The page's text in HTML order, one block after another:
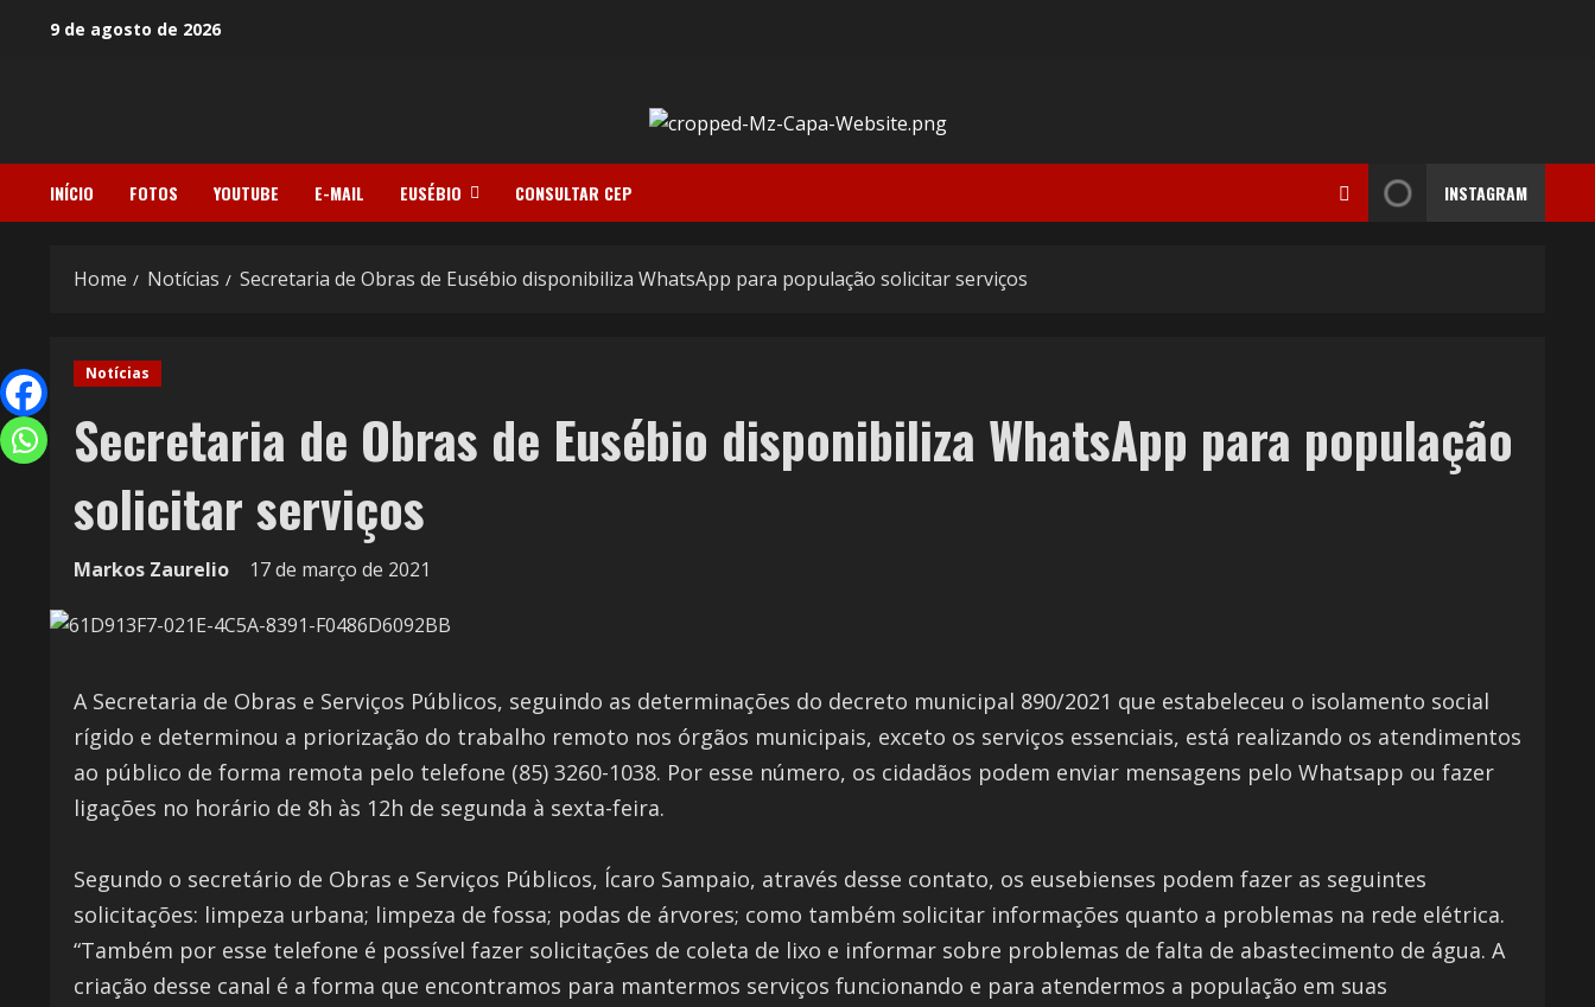
9 de agosto de 2026
INÍCIO FOTOS YOUTUBE E-MAIL EUSÉBIO CONSULTAR CEP INSTAGRAM
Home Notícias Secretaria de Obras de Eusébio disponibiliza WhatsApp para população solicitar serviços
Notícias
Secretaria de Obras de Eusébio disponibiliza WhatsApp para população
solicitar serviços
Markos Zaurelio 17 de março de 2021
A Secretaria de Obras e Serviços Públicos, seguindo as determinações do decreto municipal 890/2021 que estabeleceu o isolamento social
rígido e determinou a priorização do trabalho remoto nos órgãos municipais, exceto os serviços essenciais, está realizando os atendimentos
ao público de forma remota pelo telefone (85) 3260-1038. Por esse número, os cidadãos podem enviar mensagens pelo Whatsapp ou fazer
ligações no horário de 8h às 12h de segunda à sexta-feira.
Segundo o secretário de Obras e Serviços Públicos, Ícaro Sampaio, através desse contato, os eusebienses podem fazer as seguintes
solicitações: limpeza urbana; limpeza de fossa; podas de árvores; como também solicitar informações quanto a problemas na rede elétrica.
“Também por esse telefone é possível fazer solicitações de coleta de lixo e informar sobre problemas de falta de abastecimento de água. A
criação desse canal é a forma que encontramos para mantermos serviços funcionando e para atendermos a população em suas